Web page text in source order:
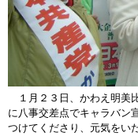
１月２３日、かわえ明美
に八事交差点でキャラバン
つけてくださり、元気をい